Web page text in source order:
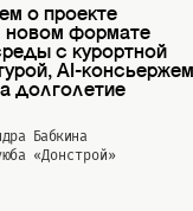
о проекте
формате
с курортной
AI-консьержем
долголетие
Бабкина
«Донстрой»